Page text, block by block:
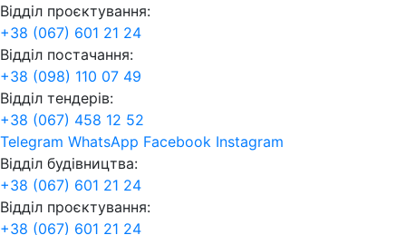
Відділ проєктування:
+38 (067) 601 21 24
Відділ постачання:
+38 (098) 110 07 49
Відділ тендерів:
+38 (067) 458 12 52
Telegram WhatsApp Facebook Instagram
Відділ будівництва:
+38 (067) 601 21 24
Відділ проєктування:
+38 (067) 601 21 24